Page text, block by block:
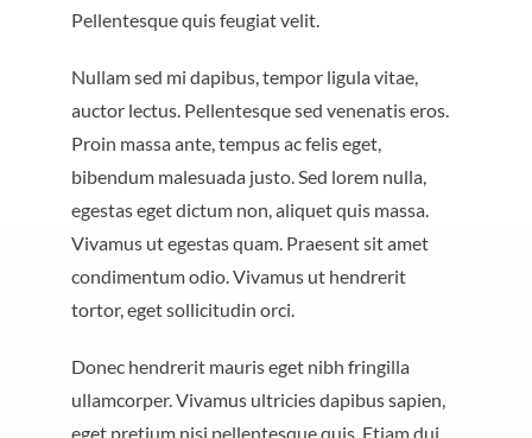
Pellentesque quis feugiat velit.
Nullam sed mi dapibus, tempor ligula vitae,
auctor lectus. Pellentesque sed venenatis eros.
Proin massa ante, tempus ac felis eget,
bibendum malesuada justo. Sed lorem nulla,
egestas eget dictum non, aliquet quis massa.
Vivamus ut egestas quam. Praesent sit amet
condimentum odio. Vivamus ut hendrerit
tortor, eget sollicitudin orci.
Donec hendrerit mauris eget nibh fringilla
ullamcorper. Vivamus ultricies dapibus sapien,
eget pretium nisi pellentesque quis. Etiam dui